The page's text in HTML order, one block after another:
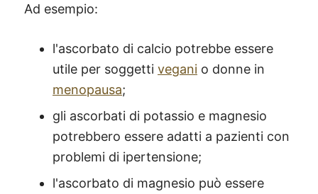
Ad esempio:
l'ascorbato di calcio potrebbe essere
utile per soggetti vegani o donne in
menopausa;
gli ascorbati di potassio e magnesio
potrebbero essere adatti a pazienti con
problemi di ipertensione;
l'ascorbato di magnesio può essere